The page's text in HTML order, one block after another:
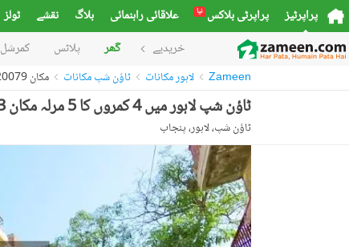
پراپرٹیز پراپرٹی بلاکس نیا علاقائی راہنمائی بلاگ نقشے ٹولز
خریدیے گھر پلاٹس کمرشل
Zameen لاہور مکانات ٹاؤن شپ مکانات مکان 53820079
ٹاؤن شپ لاہور میں 4 کمروں کا 5 مرلہ مکان 2.3 کروڑ میں برائے فروخت۔
ٹاؤن شپ، لاہور، پنجاب